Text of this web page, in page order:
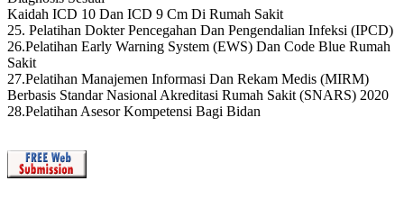
Kaidah ICD 10 Dan ICD 9 Cm Di Rumah Sakit
25. Pelatihan Dokter Pencegahan Dan Pengendalian Infeksi (IPCD)
26.Pelatihan Early Warning System (EWS) Dan Code Blue Rumah
Sakit
27.Pelatihan Manajemen Informasi Dan Rekam Medis (MIRM)
Berbasis Standar Nasional Akreditasi Rumah Sakit (SNARS) 2020
28.Pelatihan Asesor Kompetensi Bagi Bidan